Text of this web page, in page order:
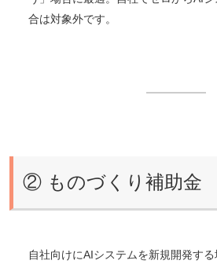
合は対象外です。
② ものづくり補助金
自社向けにAIシステムを新規開発す